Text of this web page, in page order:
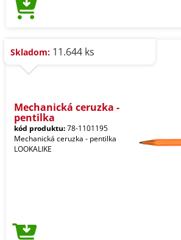
Skladom: 11.644 ks
Mechanická ceruzka -
pentilka
kód produktu:78-1101195
Mechanická ceruzka - pentilka
LOOKALIKE